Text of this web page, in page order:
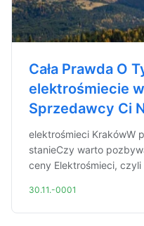
Cała Prawda O
elektrośmiecie
Sprzedawcy Ci
elektrośmieci KrakówW
stanieCzy warto
ceny Elektrośmieci,
30.11.-0001